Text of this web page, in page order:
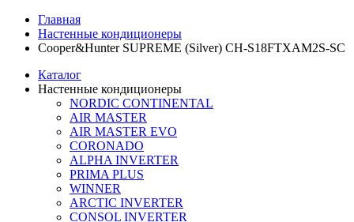
Главная
Настенные кондиционеры
Cooper&Hunter SUPREME (Silver) CH-S18FTXAM2S-SC
Каталог
Настенные кондиционеры
NORDIC CONTINENTAL
AIR MASTER
AIR MASTER EVO
CORONADO
ALPHA INVERTER
PRIMA PLUS
WINNER
ARCTIC INVERTER
CONSOL INVERTER